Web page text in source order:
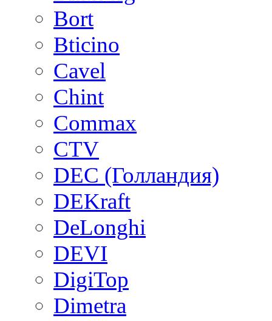
Bort
Bticino
Cavel
Chint
Commax
CTV
DEC (Голландия)
DEKraft
DeLonghi
DEVI
DigiTop
Dimetra